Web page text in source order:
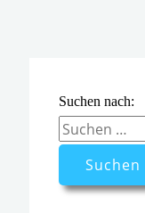
Suchen nach: